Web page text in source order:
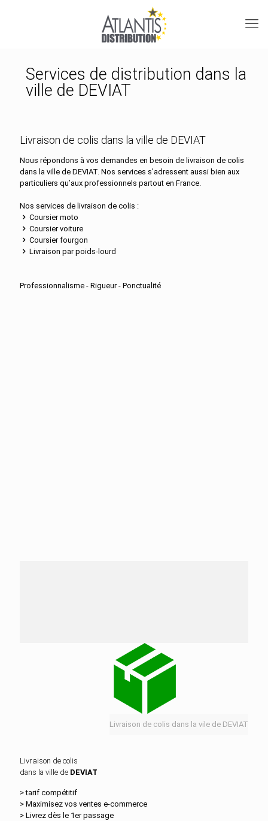
Services de distribution dans la
ville de DEVIAT
Livraison de colis dans la ville de DEVIAT
Nous répondons à vos demandes en besoin de livraison de colis
dans la ville de DEVIAT. Nos services s’adressent aussi bien aux
particuliers qu’aux professionnels partout en France.
Nos services de livraison de colis :
Coursier moto
Coursier voiture
Coursier fourgon
Livraison par poids-lourd
Professionnalisme - Rigueur - Ponctualité
Livraison de colis dans la vile de DEVIAT
Livraison de colis
dans la ville de DEVIAT
> tarif compétitif
> Maximisez vos ventes e‑commerce
> Livrez dès le 1er passage